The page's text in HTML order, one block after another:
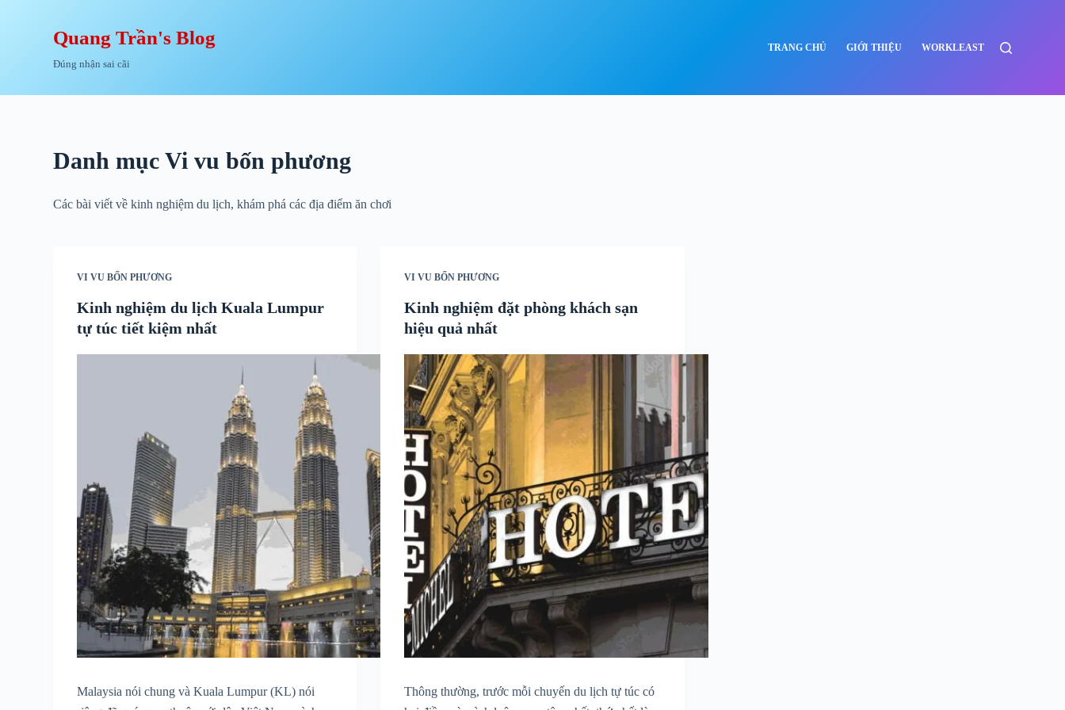
Quang Trần's Blog
Đúng nhận sai cãi
TRANG CHỦ GIỚI THIỆU WORKLEAST
Danh mục Vi vu bốn phương
Các bài viết về kinh nghiệm du lịch, khám phá các địa điểm ăn chơi
VI VU BỐN PHƯƠNG
Kinh nghiệm du lịch Kuala Lumpur
tự túc tiết kiệm nhất
Malaysia nói chung và Kuala Lumpur (KL) nói
VI VU BỐN PHƯƠNG
Kinh nghiệm đặt phòng khách sạn
hiệu quả nhất
Thông thường, trước mỗi chuyến du lịch tự túc có